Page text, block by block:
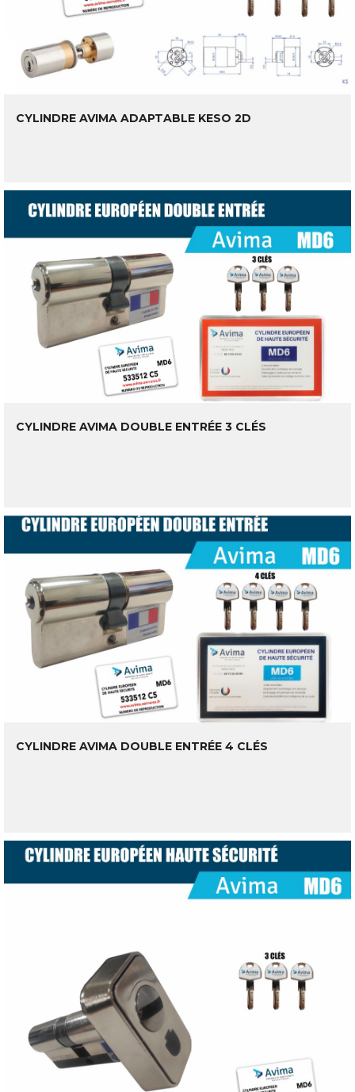
CYLINDRE AVIMA ADAPTABLE KESO 2D
CYLINDRE AVIMA DOUBLE ENTRÉE 3 CLÉS
CYLINDRE AVIMA DOUBLE ENTRÉE 4 CLÉS